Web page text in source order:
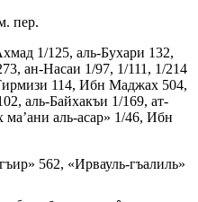
пер.
1/125, аль-Бухари 132,
ан-Насаи 1/97, 1/111, 1/214
114, Ибн Маджах 504,
аль-Байхакъи 1/169, ат-
аль-асар» 1/46, Ибн
562, «Ирвауль-гъалиль»